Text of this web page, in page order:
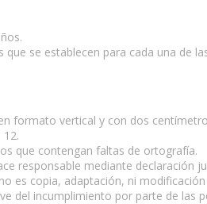
se establecen para cada una de
formato vertical y con dos
que contengan faltas de ortografía.
responsable mediante declaración
es copia, adaptación, ni
del incumplimiento por parte de las